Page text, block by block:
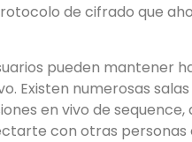
de cifrado que
pueden mantener
Existen numerosas
en vivo de
con otras